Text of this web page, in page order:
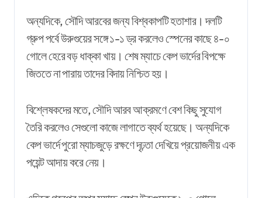
অন্যদিকে, সৌদি আরবের জন্য বিশ্বকাপটি হতাশার। দলটি
গ্রুপ পর্বে উরুগুয়ের সঙ্গে ১-১ ড্র করলেও স্পেনের কাছে ৪-০
গোলে হেরে বড় ধাক্কা খায়। শেষ ম্যাচে কেপ ভার্দের বিপক্ষে
জিততে না পারায় তাদের বিদায় নিশ্চিত হয়।
বিশ্লেষকদের মতে, সৌদি আরব আক্রমণে বেশ কিছু সুযোগ
তৈরি করলেও সেগুলো কাজে লাগাতে ব্যর্থ হয়েছে। অন্যদিকে
কেপ ভার্দে পুরো ম্যাচজুড়ে রক্ষণে দৃঢ়তা দেখিয়ে প্রয়োজনীয় এক
পয়েন্ট আদায় করে নেয়।